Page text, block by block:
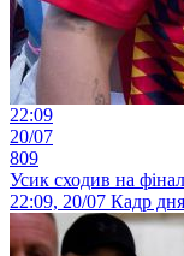
22:09
20/07
809
Усик сходив на
22:09, 20/07 Кадр дня